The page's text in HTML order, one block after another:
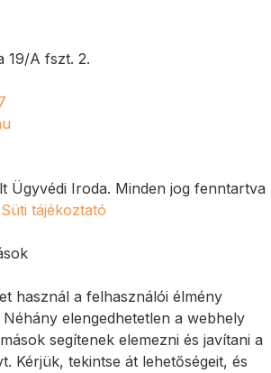
19/A fszt. 2.
Ügyvédi Iroda. Minden jog fenntartva
Süti tájékoztató
használ a felhasználói élmény
elengedhetetlen a webhely
segítenek elemezni és javítani a
Kérjük, tekintse át lehetőségeit, és